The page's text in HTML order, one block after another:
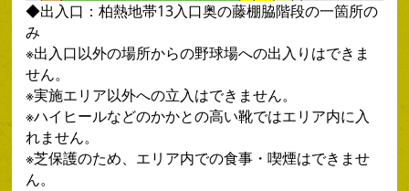
◆出入口：柏熱地帯13入口奥の藤棚脇階段の一箇所の
み
※出入口以外の場所からの野球場への出入りはできま
せん。
※実施エリア以外への立入はできません。
※ハイヒールなどのかかとの高い靴ではエリア内に入
れません。
※芝保護のため、エリア内での食事・喫煙はできませ
ん。